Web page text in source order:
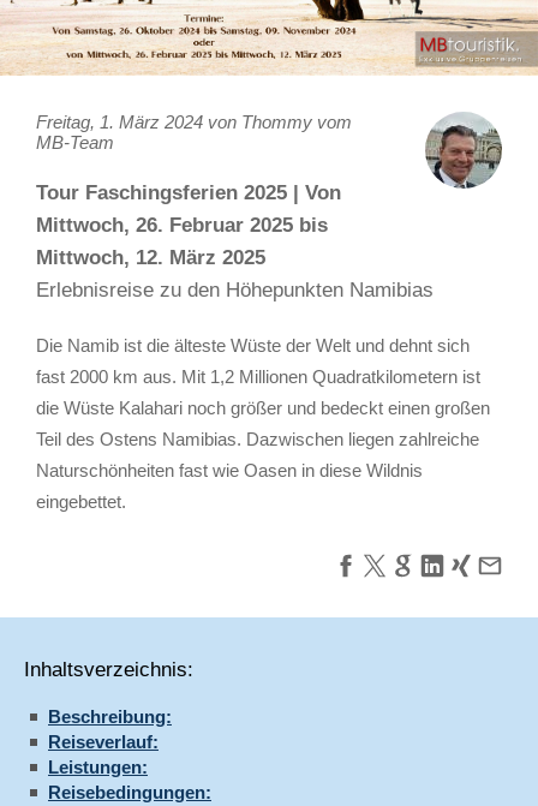
Freitag, 1. März 2024 von Thommy vom
MB-Team
Tour Faschingsferien 2025 | Von
Mittwoch, 26. Februar 2025 bis
Mittwoch, 12. März 2025
Erlebnisreise zu den Höhepunkten Namibias
Die Namib ist die älteste Wüste der Welt und dehnt sich
fast 2000 km aus. Mit 1,2 Millionen Quadratkilometern ist
die Wüste Kalahari noch größer und bedeckt einen großen
Teil des Ostens Namibias. Dazwischen liegen zahlreiche
Naturschönheiten fast wie Oasen in diese Wildnis
eingebettet.
Inhaltsverzeichnis:
Beschreibung:
Reiseverlauf:
Leistungen:
Reisebedingungen: